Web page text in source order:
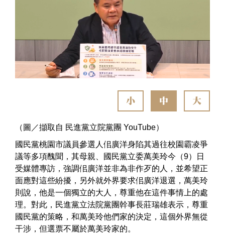
小 中 大
（圖／擷取自 民進黨立院黨團 YouTube）
國民黨桃園市議員參選人佀廣洋身陷其過往校園霸凌爭
議等多項醜聞，其母親、國民黨立委萬美玲今（9）日
受媒體專訪，強調佀廣洋並非為非作歹的人，並希望正
面應對這些紛擾，另外就外界要求佀廣洋退選，萬美玲
則說，他是一個獨立的大人，尊重他在這件事情上的處
理。對此，民進黨立法院黨團幹事長莊瑞雄表示，尊重
國民黨的策略，和萬美玲他們家的決定，這個外界無從
干涉，但選票不屬於萬美玲家的。